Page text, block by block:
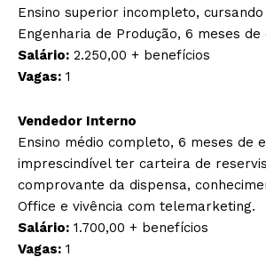
Ensino superior incompleto,
Engenharia de Produção, 6 meses de
Salário: 2.250,00 + benefícios
Vagas: 1
Vendedor Interno
Ensino médio completo, 6 meses de
imprescindível ter carteira de
comprovante da dispensa,
Office e vivência com telemarketing.
Salário: 1.700,00 + benefícios
Vagas: 1